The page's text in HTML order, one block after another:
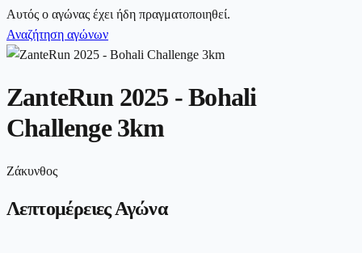
Αυτός ο αγώνας έχει ήδη πραγματοποιηθεί.
Αναζήτηση αγώνων
ZanteRun 2025 - Bohali
Challenge 3km
Ζάκυνθος
Λεπτομέρειες Αγώνα